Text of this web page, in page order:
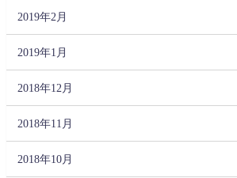
2019年2月
2019年1月
2018年12月
2018年11月
2018年10月